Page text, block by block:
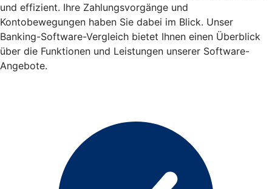
und effizient. Ihre Zahlungsvorgänge und
Kontobewegungen haben Sie dabei im Blick. Unser
Banking-Software-Vergleich bietet Ihnen einen Überblick
über die Funktionen und Leistungen unserer Software-
Angebote.